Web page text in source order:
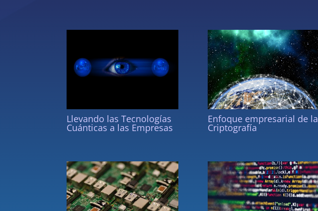
Llevando las Tecnologías
Cuánticas a las Empresas
Enfoque empresarial de la
Criptografía